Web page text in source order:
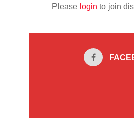
Please login to join